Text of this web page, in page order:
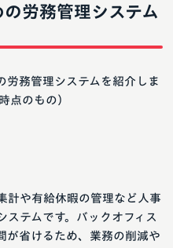
労務管理システム
労務管理システムを紹介しま
点のもの）
計や有給休暇の管理など人事
ステムです。バックオフィス
が省けるため、業務の削減や